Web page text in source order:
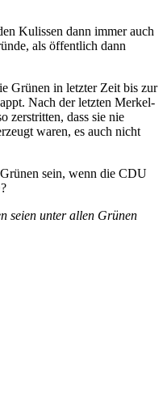
Kulissen dann immer auch
als öffentlich dann
Grünen in letzter Zeit bis zur
Nach der letzten Merkel-
zerstritten, dass sie nie
waren, es auch nicht
sein, wenn die CDU
seien unter allen Grünen